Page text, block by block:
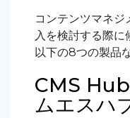
コンテンツマネ
入を検討する際に
以下の8つの製品
CMS
ムエスハ